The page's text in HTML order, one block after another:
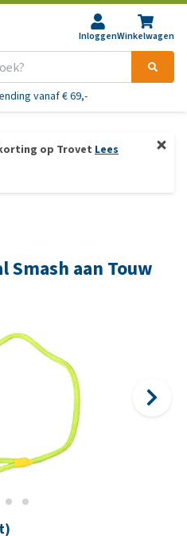
InloggenWinkelwagen
vanaf € 69,-
op Trovet Lees
Smash aan Touw